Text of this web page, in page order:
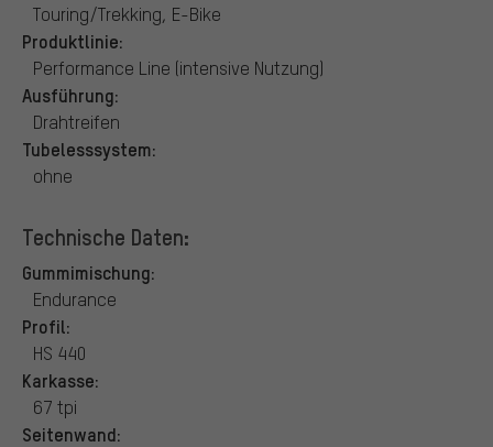
Touring/Trekking, E-Bike
Produktlinie:
Performance Line (intensive Nutzung)
Ausführung:
Drahtreifen
Tubelesssystem:
ohne
Technische Daten:
Gummimischung:
Endurance
Profil:
HS 440
Karkasse:
67 tpi
Seitenwand: